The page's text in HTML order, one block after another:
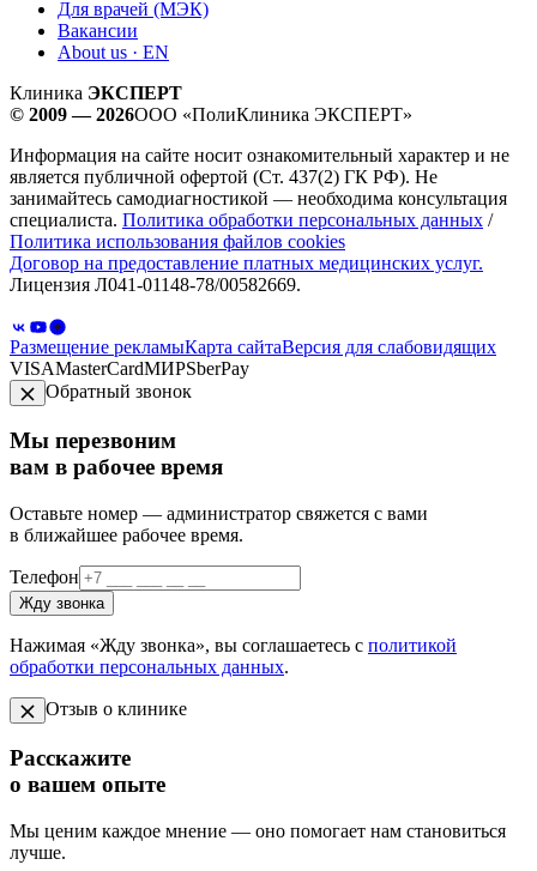
Для врачей (МЭК)
Вакансии
About us · EN
Клиника ЭКСПЕРТ
© 2009 — 2026ООО «ПолиКлиника ЭКСПЕРТ»
Информация на сайте носит ознакомительный характер и не
является публичной офертой (Ст. 437(2) ГК РФ). Не
занимайтесь самодиагностикой — необходима консультация
специалиста. Политика обработки персональных данных /
Политика использования файлов cookies
Договор на предоставление платных медицинских услуг.
Лицензия Л041-01148-78/00582669.
Размещение рекламыКарта сайтаВерсия для слабовидящих
VISAMasterCardМИРSberPay
Обратный звонок
Мы перезвоним
вам в рабочее время
Оставьте номер — администратор свяжется с вами
в ближайшее рабочее время.
Телефон
Жду звонка
Нажимая «Жду звонка», вы соглашаетесь с политикой
обработки персональных данных.
Отзыв о клинике
Расскажите
о вашем опыте
Мы ценим каждое мнение — оно помогает нам становиться
лучше.